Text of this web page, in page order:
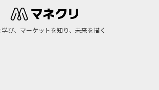
学び、マーケットを知り、未来を描く